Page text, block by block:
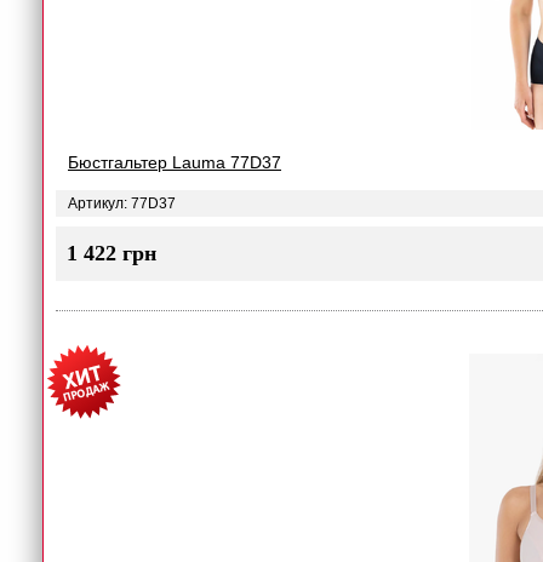
Бюстгальтер Lauma 77D37
Артикул: 77D37
1 422 грн